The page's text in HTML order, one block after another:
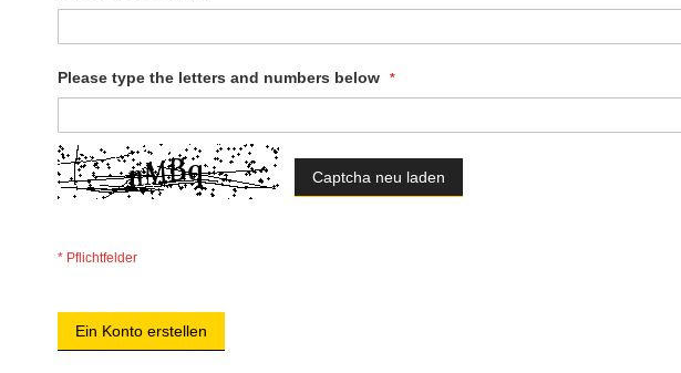
Please type the letters and numbers below
Captcha neu laden
Ein Konto erstellen